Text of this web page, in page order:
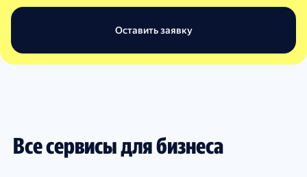
Оставить заявку
Все сервисы для бизнеса